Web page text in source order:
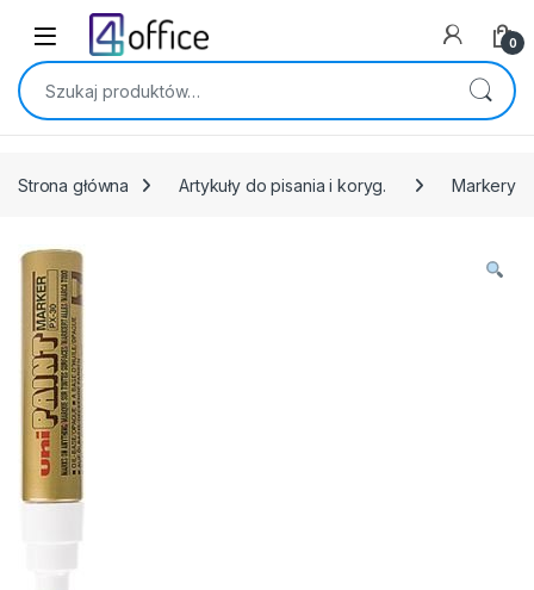
Skip to navigation
Skip to content
0
Szukaj:
Strona główna Artykuły do pisania i koryg. Markery